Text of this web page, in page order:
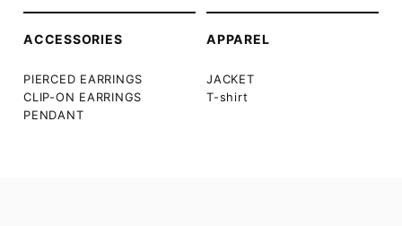
ACCESSORIES
PIERCED EARRINGS
CLIP-ON EARRINGS
PENDANT
APPAREL
JACKET
T-shirt